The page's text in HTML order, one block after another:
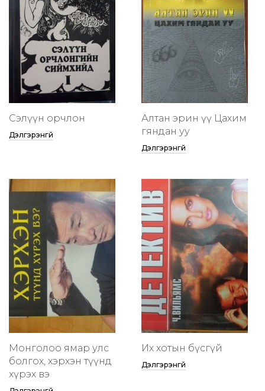
Сэлүүн орчлон
Дэлгэрэнгүй
Алтан эрин үү Цахим
гяндан уу
Дэлгэрэнгүй
Монголоо ямар улс
болгох, хэрхэн түүнд
хүрэх вэ
Их хотын бүсгүй
Дэлгэрэнгүй